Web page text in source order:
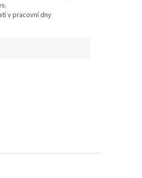
v pracovní dny